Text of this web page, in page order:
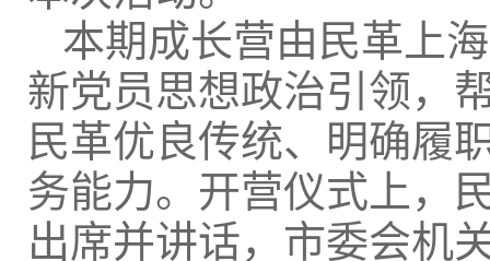
本期成长营由民革上
新党员思想政治引领，
民革优良传统、明确履
务能力。开营仪式上，
出席并讲话，市委会机